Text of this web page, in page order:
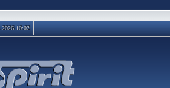
2026 10:02